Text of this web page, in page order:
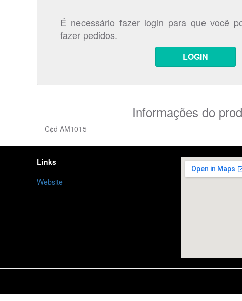
É necessário fazer login para que você
fazer pedidos.
LOGIN
Informações do
C¢d AM1015
Links
Website